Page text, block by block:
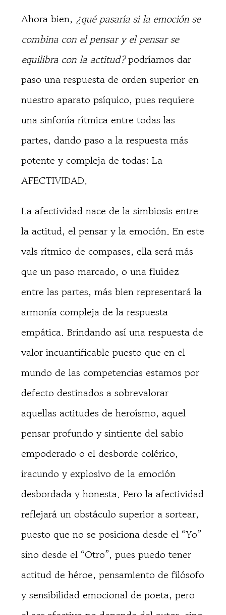
Ahora bien, ¿qué pasaría si la emoción se
combina con el pensar y el pensar se
equilibra con la actitud?podríamos dar
paso una respuesta de orden superior en
nuestro aparato psíquico, pues requiere
una sinfonía rítmica entre todas las
partes, dando paso a la respuesta más
potente y compleja de todas: La
AFECTIVIDAD.
La afectividad nace de la simbiosis entre
la actitud, el pensar y la emoción. En este
vals rítmico de compases, ella será más
que un paso marcado, o una fluidez
entre las partes, más bien representará la
armonía compleja de la respuesta
empática. Brindando así una respuesta de
valor incuantificable puesto que en el
mundo de las competencias estamos por
defecto destinados a sobrevalorar
aquellas actitudes de heroísmo, aquel
pensar profundo y sintiente del sabio
empoderado o el desborde colérico,
iracundo y explosivo de la emoción
desbordada y honesta. Pero la afectividad
reflejará un obstáculo superior a sortear,
puesto que no se posiciona desde el “Yo”
sino desde el “Otro”, pues puedo tener
actitud de héroe, pensamiento de filósofo
y sensibilidad emocional de poeta, pero